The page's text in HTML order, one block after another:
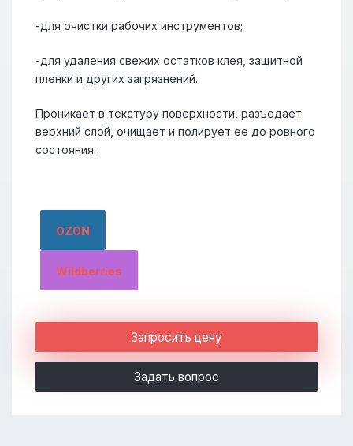
-для очистки рабочих инструментов;
-для удаления свежих остатков клея, защитной
пленки и других загрязнений.
Проникает в текстуру поверхности, разъедает
верхний слой, очищает и полирует ее до ровного
состояния.
OZON
Wildberries
Запросить цену
Задать вопрос